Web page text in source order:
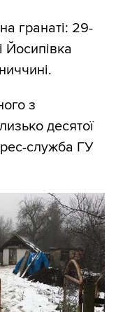
гранаті: 29-
Йосипівка
з
десятої
служба ГУ